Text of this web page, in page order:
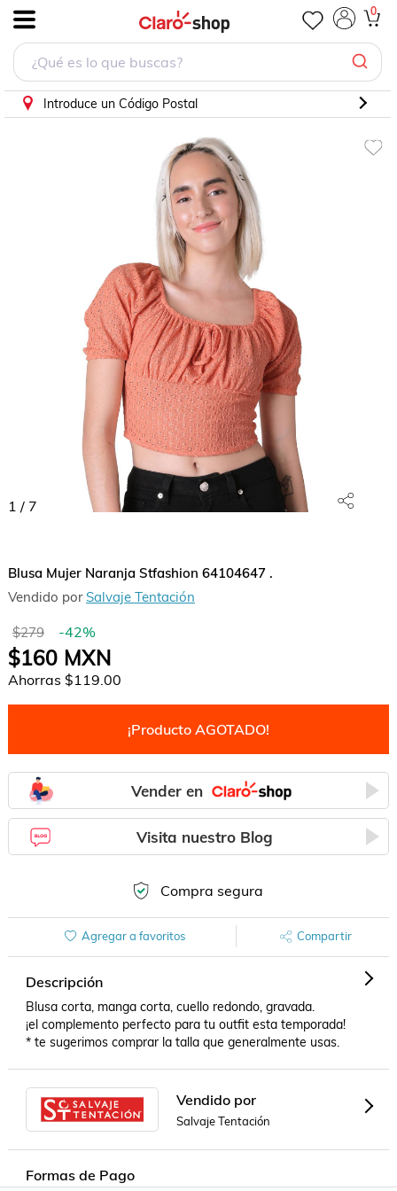
0
Introduce un Código Postal
1 / 7
Blusa Mujer Naranja Stfashion 64104647 .
Vendido por Salvaje Tentación
$279 -42%
$160MXN
Ahorras $119.00
¡Producto AGOTADO!
Vender en
Visita nuestro Blog
Compra segura
Agregar a favoritos Compartir
Descripción
Blusa corta, manga corta, cuello redondo, gravada.
¡el complemento perfecto para tu outfit esta temporada!
* te sugerimos comprar la talla que generalmente usas.
Vendido por
Salvaje Tentación
Formas de Pago
Blusa Mujer Naranja Stfashion 64104647 .